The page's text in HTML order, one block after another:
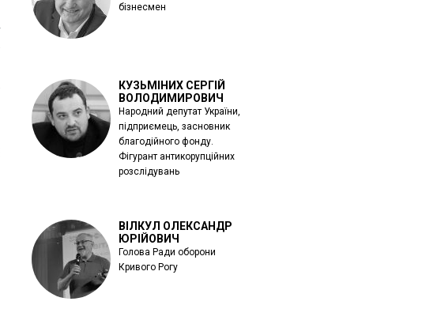
бізнесмен
КУЗЬМІНИХ СЕРГІЙ
ВОЛОДИМИРОВИЧ
Народний депутат України,
підприємець, засновник
благодійного фонду.
Фігурант антикорупційних
розслідувань
ВІЛКУЛ ОЛЕКСАНДР
ЮРІЙОВИЧ
Голова Ради оборони
Кривого Рогу